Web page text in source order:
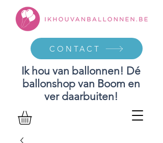
Ik hou van ballonnen! Dé
ballonshop van Boom en
ver daarbuiten!
CONTACT